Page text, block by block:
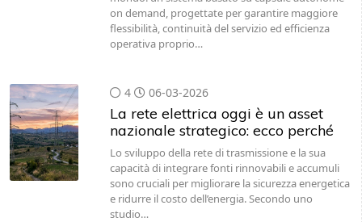
on demand, progettate per garantire maggiore
flessibilità, continuità del servizio ed efficienza
operativa proprio…
4 06-03-2026
La rete elettrica oggi è un asset
nazionale strategico: ecco perché
Lo sviluppo della rete di trasmissione e la sua
capacità di integrare fonti rinnovabili e accumuli
sono cruciali per migliorare la sicurezza energetica
e ridurre il costo dell’energia. Secondo uno
studio…